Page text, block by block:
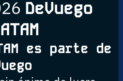
DeVuego
es parte de